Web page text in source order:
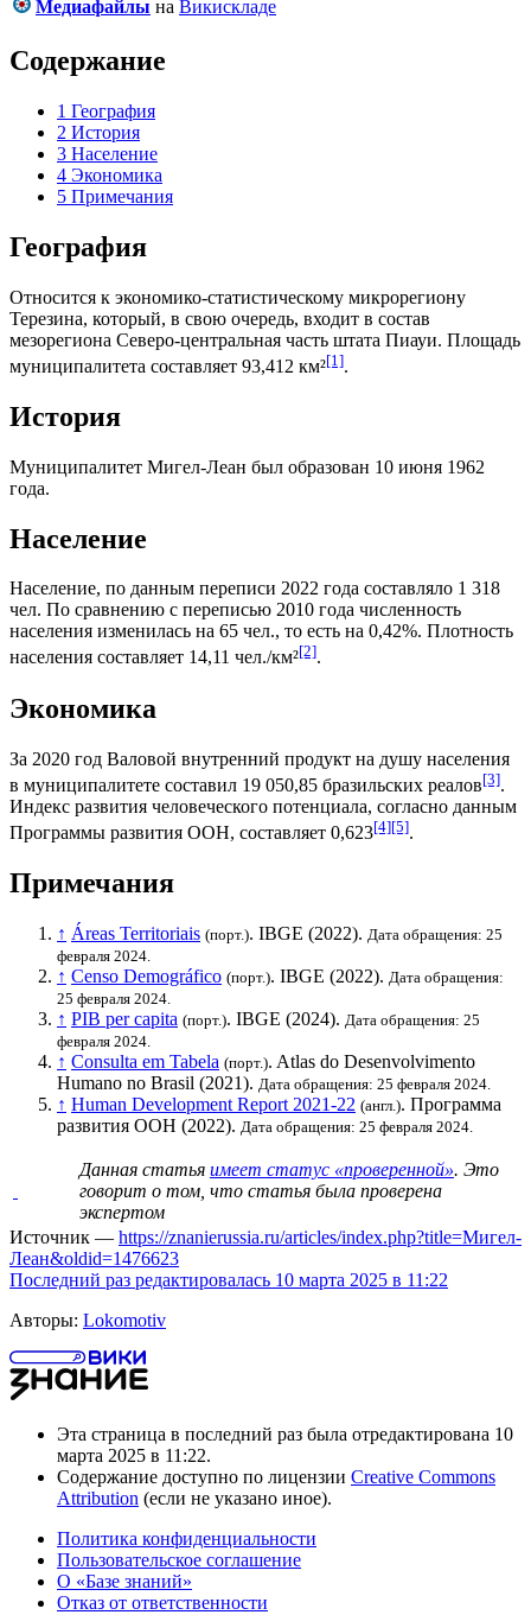
Медиафайлы на Викискладе
Содержание
1 География
2 История
3 Население
4 Экономика
5 Примечания
География
Относится к экономико-статистическому микрорегиону
Терезина, который, в свою очередь, входит в состав
мезорегиона Северо-центральная часть штата Пиауи. Площадь
муниципалитета составляет 93,412 км²[1].
История
Муниципалитет Мигел-Леан был образован 10 июня 1962
года.
Население
Население, по данным переписи 2022 года составляло 1 318
чел. По сравнению с переписью 2010 года численность
населения изменилась на 65 чел., то есть на 0,42%. Плотность
населения составляет 14,11 чел./км²[2].
Экономика
За 2020 год Валовой внутренний продукт на душу населения
в муниципалитете составил 19 050,85 бразильских реалов[3].
Индекс развития человеческого потенциала, согласно данным
Программы развития ООН, составляет 0,623[4][5].
Примечания
↑ Áreas Territoriais (порт.). IBGE (2022). Дата обращения: 25
февраля 2024.
↑ Censo Demográfico (порт.). IBGE (2022). Дата обращения:
25 февраля 2024.
↑ PIB per capita (порт.). IBGE (2024). Дата обращения: 25
февраля 2024.
↑ Consulta em Tabela (порт.). Atlas do Desenvolvimento
Humano no Brasil (2021). Дата обращения: 25 февраля 2024.
↑ Human Development Report 2021-22 (англ.). Программа
развития ООН (2022). Дата обращения: 25 февраля 2024.
Данная статья имеет статус «проверенной». Это
говорит о том, что статья была проверена
экспертом
Источник — https://znanierussia.ru/articles/index.php?title=Мигел-
Леан&oldid=1476623
Последний раз редактировалась 10 марта 2025 в 11:22
Авторы: Lokomotiv
Эта страница в последний раз была отредактирована 10
марта 2025 в 11:22.
Содержание доступно по лицензии Creative Commons
Attribution (если не указано иное).
Политика конфиденциальности
Пользовательское соглашение
О «Базе знаний»
Отказ от ответственности